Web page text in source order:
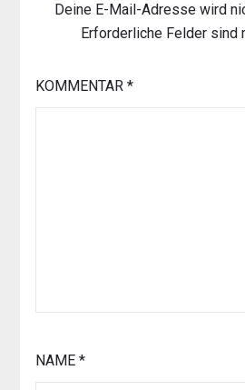
Deine E-Mail-Adresse wird
Erforderliche Felder sind
KOMMENTAR *
NAME *